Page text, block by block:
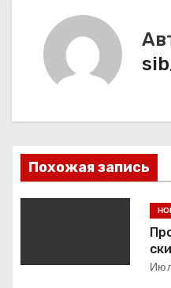
п
о
а
Похожая запись